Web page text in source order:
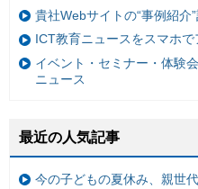
貴社Webサイトの“事例紹介
ICT教育ニュースをスマホ
イベント・セミナー・体験
ニュース
最近の人気記事
今の子どもの夏休み、親世